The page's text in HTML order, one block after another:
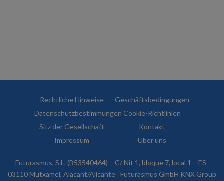
Rechtliche Hinweise
Geschäftsbedingungen
Datenschutzbestimmungen Cookie-Richtlinien
Sitz der Gesellschaft
Kontakt
Impressum
Über uns
Futurasmus, S.L. (B53540464) – C/ Nit 1, bloque 7, local 1 – ES-
03110 Mutxamel, Alacant/Alicante
Futurasmus GmbH KNX Group